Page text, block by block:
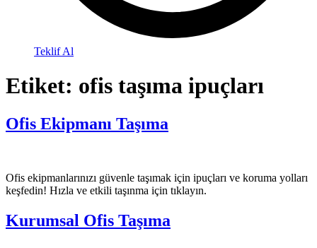
Teklif Al
Etiket: ofis taşıma ipuçları
Ofis Ekipmanı Taşıma
Ofis ekipmanlarınızı güvenle taşımak için ipuçları ve koruma yolları
keşfedin! Hızla ve etkili taşınma için tıklayın.
Kurumsal Ofis Taşıma